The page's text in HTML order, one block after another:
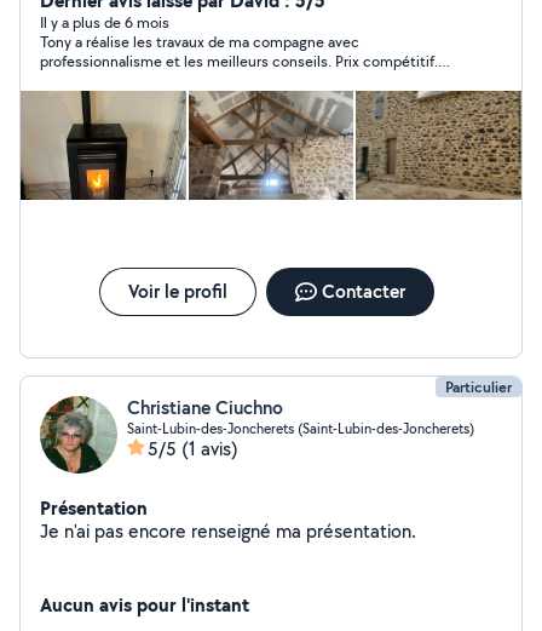
Il y a plus de 6 mois
Tony a réalise les travaux de ma compagne avec
professionnalisme et les meilleurs conseils. Prix compétitif.
Voir le profil Contacter
Particulier
Christiane Ciuchno
Saint-Lubin-des-Joncherets (Saint-Lubin-des-Joncherets)
5/5 (1 avis)
Présentation
Je n'ai pas encore renseigné ma présentation.
Aucun avis pour l'instant